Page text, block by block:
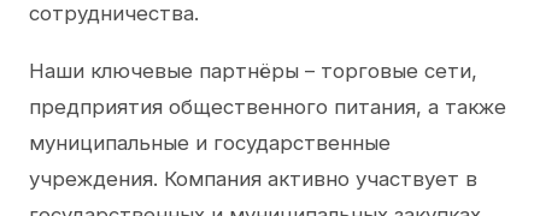
сотрудничества.
Наши ключевые партнёры – торговые сети,
предприятия общественного питания, а также
муниципальные и государственные
учреждения. Компания активно участвует в